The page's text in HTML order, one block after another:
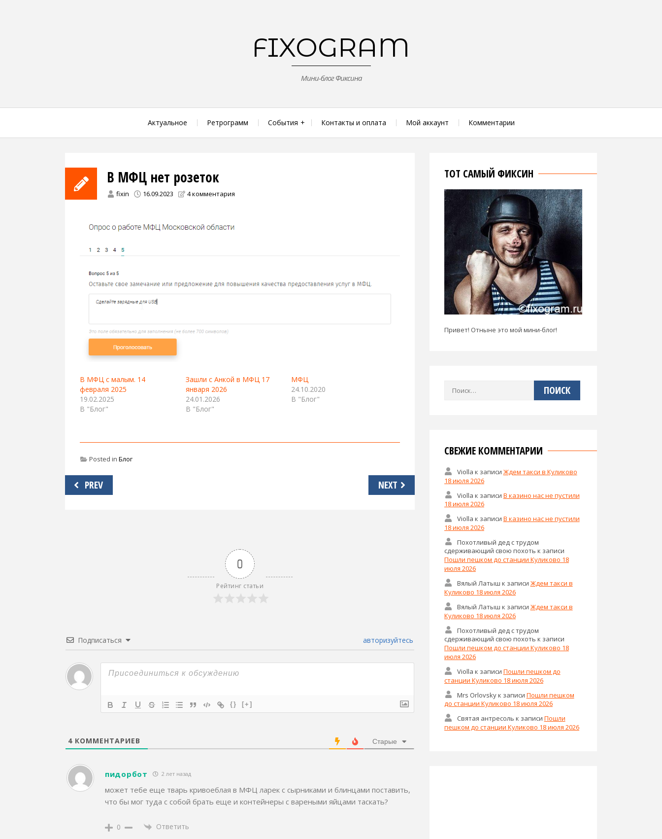
FIXOGRAM
Мини-блог Фиксина
Актуальное Ретрограмм События Контакты и оплата Мой аккаунт Комментарии
В МФЦ нет розеток
fixin 16.09.2023 4 комментария
В МФЦ с малым. 14
февраля 2025
19.02.2025
В "Блог"
Зашли с Анкой в МФЦ 17
января 2026
24.01.2026
В "Блог"
МФЦ
24.10.2020
В "Блог"
Posted in Блог
Навигация
по
PREV NEXT
0
Рейтинг статьи
Подписаться авторизуйтесь
{} [+]
4 КОММЕНТАРИЕВ Старые
пидорбот 2 лет назад
может тебе еще тварь кривоеблая в МФЦ ларек с сырниками и блинцами поставить,
что бы мог туда с собой брать еще и контейнеры с вареными яйцами таскать?
0 Ответить
ТОТ САМЫЙ ФИКСИН
Привет! Отныне это мой мини-блог!
Найти:
СВЕЖИЕ КОММЕНТАРИИ
Violla к записи Ждем такси в Куликово
18 июля 2026
Violla к записи В казино нас не пустили
18 июля 2026
Violla к записи В казино нас не пустили
18 июля 2026
Похотливый дед с трудом
сдерживающий свою похоть к записи
Пошли пешком до станции Куликово 18
июля 2026
Вялый Латыш к записи Ждем такси в
Куликово 18 июля 2026
Вялый Латыш к записи Ждем такси в
Куликово 18 июля 2026
Похотливый дед с трудом
сдерживающий свою похоть к записи
Пошли пешком до станции Куликово 18
июля 2026
Violla к записи Пошли пешком до
станции Куликово 18 июля 2026
Mrs Оrlovskyк записи Пошли пешком
до станции Куликово 18 июля 2026
Святая антресоль к записи Пошли
пешком до станции Куликово 18 июля 2026